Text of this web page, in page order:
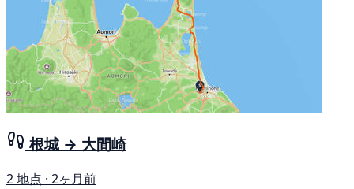
根城 → 大間崎
2 地点 · 2ヶ月前